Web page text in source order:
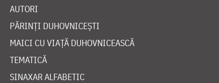
AUTORI
PĂRINȚI DUHOVNICEȘTI
MAICI CU VIAȚĂ DUHOVNICEASCĂ
TEMATICĂ
SINAXAR ALFABETIC